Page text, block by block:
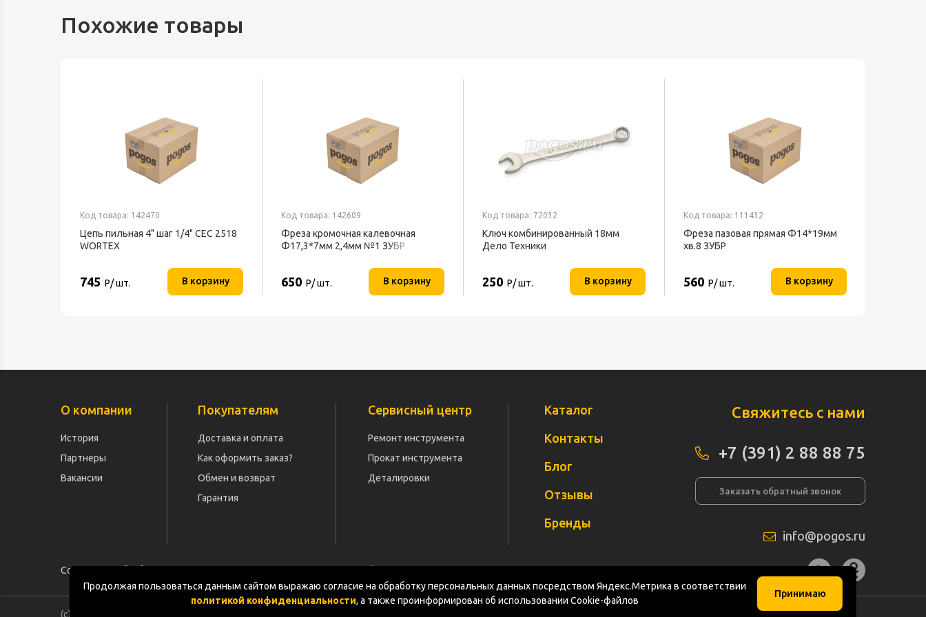
Похожие товары
Код товара: 142470
Цепь пильная 4" шаг 1/4" CEC 2518
WORTEX
745 Р/ шт. В корзину
Код товара: 142609
Фреза кромочная калевочная
Ф17,3*7мм 2,4мм №1 ЗУБР
650 Р/ шт. В корзину
Код товара: 72032
Ключ комбинированный 18мм
Дело Техники
250 Р/ шт. В корзину
Код товара: 111432
Фреза пазовая прямая Ф14*19мм
хв.8 ЗУБР
560 Р/ шт. В корзину
Продолжая пользоваться данным сайтом выражаю согласие на обработку персональных данных посредством Яндекс.Метрика в соответствии
политикой конфиденциальности, а также проинформирован об использовании Cookie-файлов
Принимаю
О компании
История
Партнеры
Вакансии
Покупателям
Доставка и оплата
Как оформить заказ?
Обмен и возврат
Гарантия
Сервисный центр
Ремонт инструмента
Прокат инструмента
Деталировки
Каталог
Контакты
Блог
Отзывы
Бренды
Свяжитесь с нами
+7 (391) 2 88 88 75
Заказать обратный звонок
info@pogos.ru
Согласие на обработку персональных данных Политика конфиденциальности Документация Карта сайта
(с) «POGOS.ru» 2010-2026 (ИП Чивчян М.Р.)